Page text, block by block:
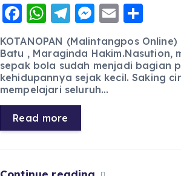
F
a
c
e
b
o
o
k
W
h
a
ts
A
p
p
T
el
e
g
r
a
m
M
e
ss
e
n
E
ai
l
h
a
re
KOTANOPAN (Malintangpos Online)
Batu , Maraginda Hakim.Nasution,
sepak bola sudah menjadi bagian
kehidupannya sejak kecil. Saking
mempelajari seluruh…
Read more